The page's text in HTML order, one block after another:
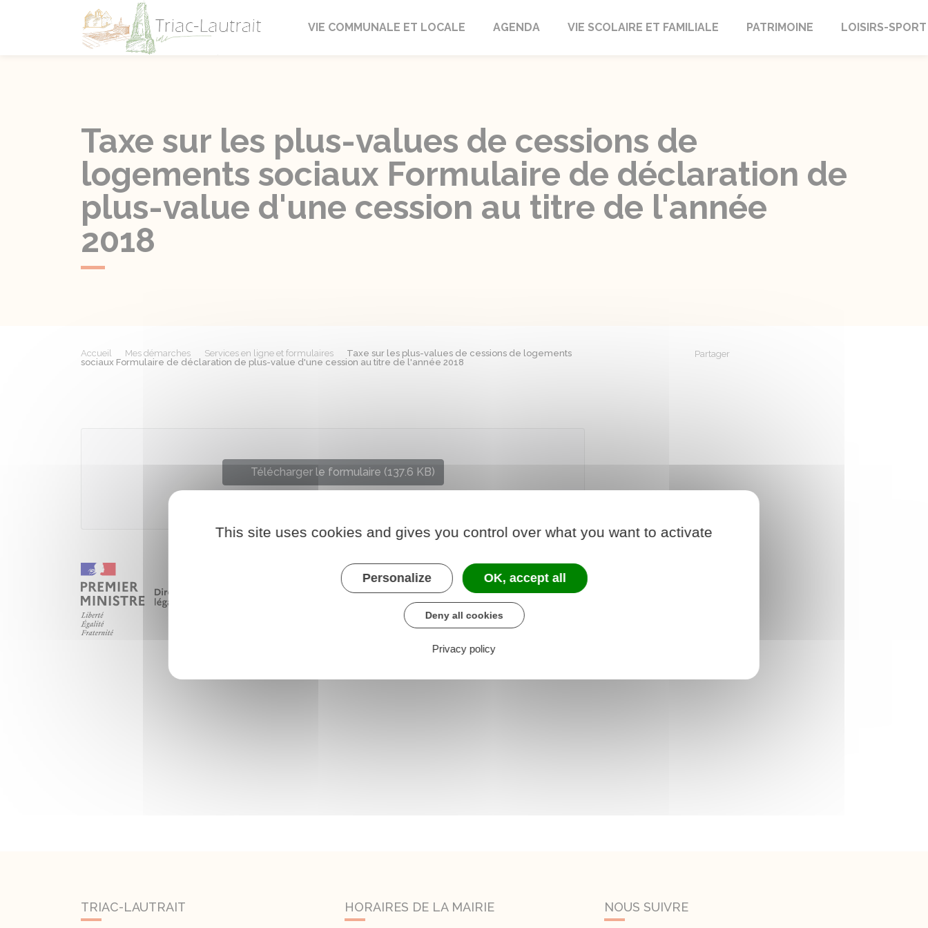
Triac-Lautrait
VIE COMMUNALE ET LOCALE AGENDA VIE SCOLAIRE ET FAMILIALE PATRIMOINE LOISIRS-SPORT
Taxe sur les plus-values de cessions de
logements sociaux Formulaire de déclaration de
plus-value d'une cession au titre de l'année
2018
Accueil Mes démarches Services en ligne et formulaires
Taxe sur les plus-values de cessions de logements
sociaux Formulaire de déclaration de plus-value d'une cession au titre de l'année 2018
Partager
Télécharger le formulaire (137.6 KB)
TRIAC-LAUTRAIT HORAIRES DE LA MAIRIE NOUS SUIVRE
This site uses cookies and gives you control over what you want to activate
Personalize OK, accept all
Deny all cookies
Privacy policy